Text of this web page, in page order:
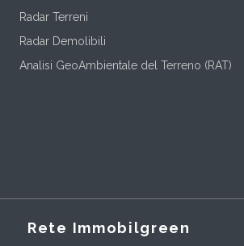
Radar Terreni
Radar Demolibili
Analisi GeoAmbientale del Terreno (RAT)
Rete Immobilgreen